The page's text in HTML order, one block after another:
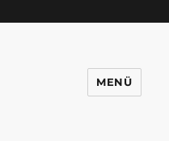
MENÜ